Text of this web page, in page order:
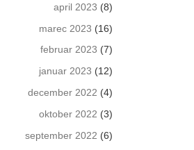
april 2023 (8)
marec 2023 (16)
februar 2023 (7)
januar 2023 (12)
december 2022 (4)
oktober 2022 (3)
september 2022 (6)